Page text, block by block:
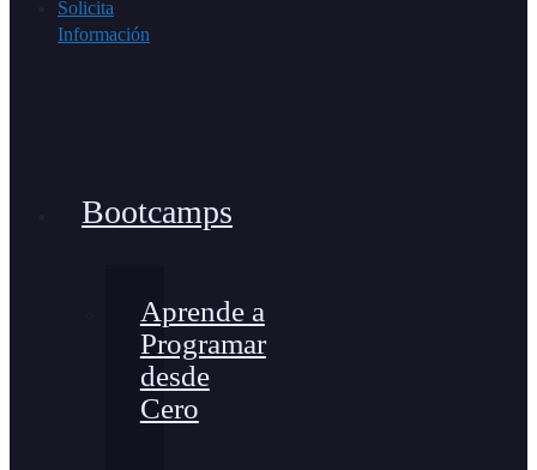
Solicita
Información
Bootcamps
Aprende a
Programar
desde
Cero